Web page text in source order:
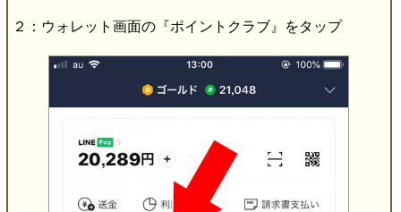
２：ウォレット画面の『ポイントクラブ』をタップ